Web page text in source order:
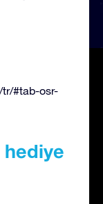
tr/#tab-osr-
hediye